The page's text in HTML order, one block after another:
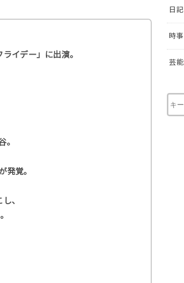
イデー」に出演。
。
発覚。
、
日記
時事
芸能